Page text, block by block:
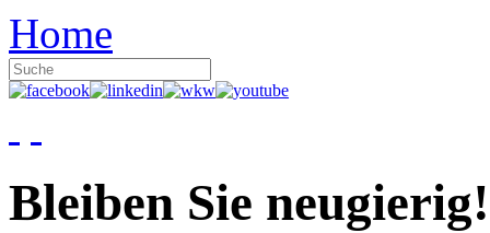
Home
Bleiben Sie neugierig!